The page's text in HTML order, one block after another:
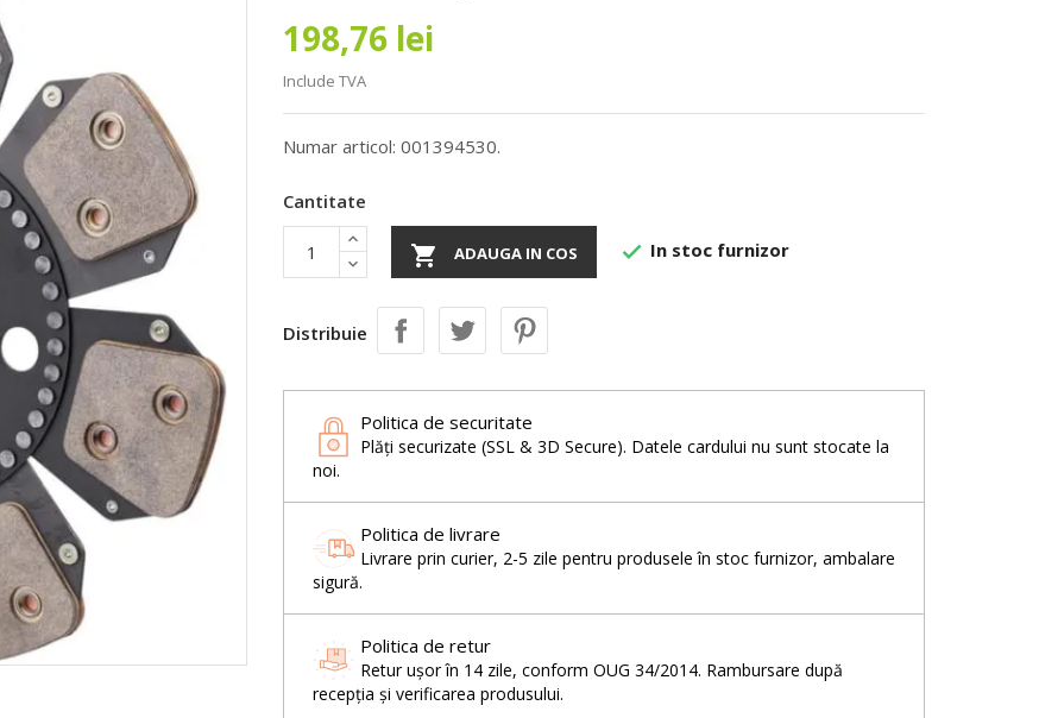
198,76 lei
Include TVA
Numar articol: 001394530.
Cantitate
 ADAUGA IN COS  In stoc furnizor
Distribuie
Politica de securitate
Plăți securizate (SSL & 3D Secure). Datele cardului nu sunt stocate la
noi.
Politica de livrare
Livrare prin curier, 2-5 zile pentru produsele în stoc furnizor, ambalare
sigură.
Politica de retur
Retur ușor în 14 zile, conform OUG 34/2014. Rambursare după
recepția și verificarea produsului.